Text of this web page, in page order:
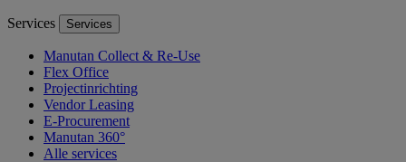
Services Services
Manutan Collect & Re-Use
Flex Office
Projectinrichting
Vendor Leasing
E-Procurement
Manutan 360°
Alle services